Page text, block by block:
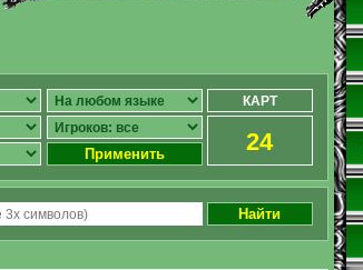
Применить
КАРТ
24
Найти